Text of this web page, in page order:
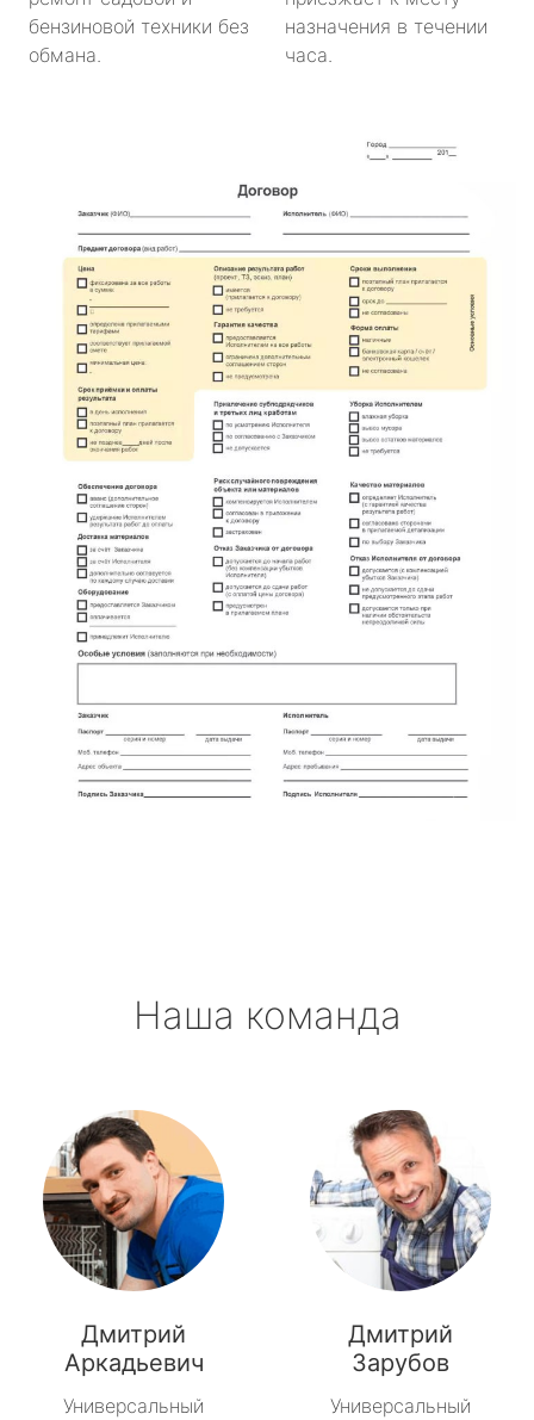
бензиновой техники без
обмана.
назначения в течении
часа.
Наша команда
Дмитрий
Аркадьевич
Универсальный
Дмитрий
Зарубов
Универсальный